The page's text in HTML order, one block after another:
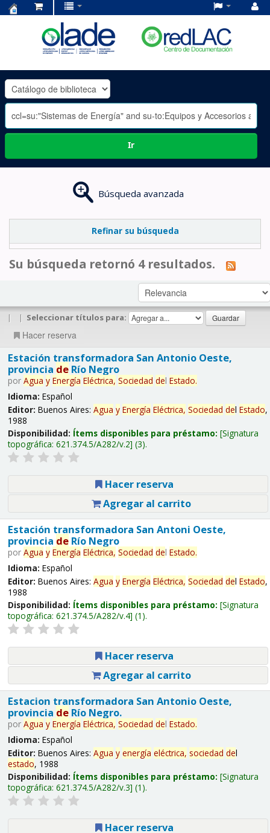
OLADE
-
Ir
Búsqueda avanzada
Refinar su búsqueda
Su búsqueda retornó 4 resultados.
| | Seleccionar títulos para:
Hacer reserva
Estación transformadora San Antonio Oeste,
provincia deRío Negro
por Agua y Energía Eléctrica, Sociedad del Estado.
Idioma: Español
Editor: Buenos Aires: Agua y Energía Eléctrica, Sociedad del Estado,
1988
Disponibilidad: Ítems disponibles para préstamo: Signatura
topográfica: 621.374.5/A282/v.2 (3).
Hacer reserva
Agregar al carrito
Estación transformadora San Antoni Oeste,
provincia deRío Negro
por Agua y Energía Eléctrica, Sociedad del Estado.
Idioma: Español
Editor: Buenos Aires: Agua y Energía Eléctrica, Sociedad del Estado,
1988
Disponibilidad: Ítems disponibles para préstamo: Signatura
topográfica: 621.374.5/A282/v.4 (1).
Hacer reserva
Agregar al carrito
Estacion transformadora San Antonio Oeste,
provincia deRío Negro.
por Agua y Energía Eléctrica, Sociedad del Estado.
Idioma: Español
Editor: Buenos Aires: Agua y energía eléctrica, sociedad del
estado, 1988
Disponibilidad: Ítems disponibles para préstamo: Signatura
topográfica: 621.374.5/A282/v.3 (1).
Hacer reserva